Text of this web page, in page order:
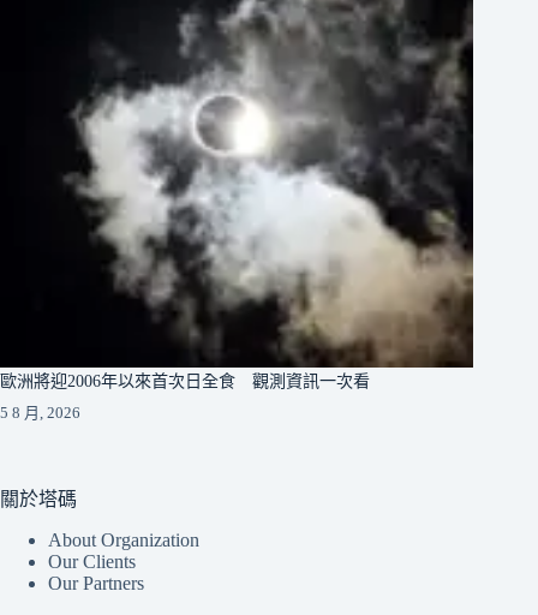
歐洲將迎2006年以來首次日全食 觀測資訊一次看
5 8 月, 2026
關於塔碼
About Organization
Our Clients
Our Partners